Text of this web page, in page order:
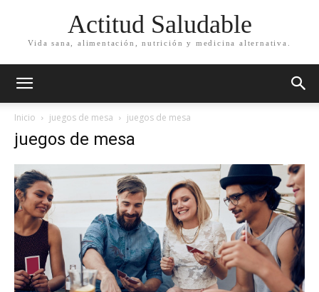
Actitud Saludable
Vida sana, alimentación, nutrición y medicina alternativa.
Inicio juegos de mesa juegos de mesa
juegos de mesa